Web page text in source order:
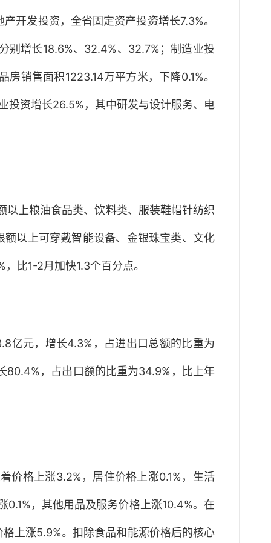
开发投资，全省固定资产投资增长7.3%。
别增长18.6%、32.4%、32.7%；制造业投
销售面积1223.14万平方米，下降0.1%。
投资增长26.5%，其中研发与设计服务、电
上粮油食品类、饮料类、服装鞋帽针纺织
以上可穿戴智能设备、金银珠宝类、文化
比1-2月加快1.3个百分点。
亿元，增长4.3%，占进出口总额的比重为
80.4%，占出口额的比重为34.9%，比上年
价格上涨3.2%，居住价格上涨0.1%，生活
，其他用品及服务价格上涨10.4%。在
上涨5.9%。扣除食品和能源价格后的核心